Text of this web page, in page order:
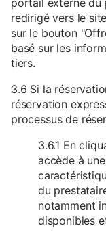
portail externe du
redirigé vers le
sur le bouton
basé sur les
tiers.
3.6 Si la
réservation
processus de
3.6.1 En
accède à
du
notamment
disponibles